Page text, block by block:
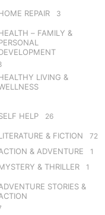
REPAIR 3
– FAMILY &
LIVING &
HELP 26
& FICTION 72
& ADVENTURE 1
& THRILLER 1
STORIES &